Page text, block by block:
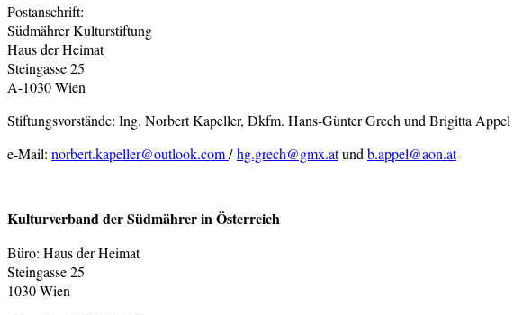
Postanschrift:
Südmährer Kulturstiftung
Haus der Heimat
Steingasse 25
A-1030 Wien
Stiftungsvorstände: Ing. Norbert Kapeller, Dkfm. Hans-Günter Grech und Brigitta Appel
e-Mail: norbert.kapeller@outlook.com/hg.grech@gmx.atund b.appel@aon.at
Kulturverband der Südmährer in Österreich
Büro: Haus der Heimat
Steingasse 25
1030 Wien